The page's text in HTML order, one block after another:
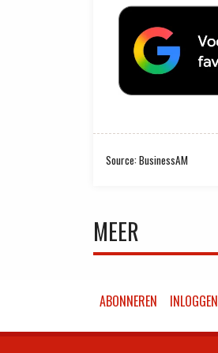
Source: BusinessAM
MEER
ABONNEREN INLOGGEN